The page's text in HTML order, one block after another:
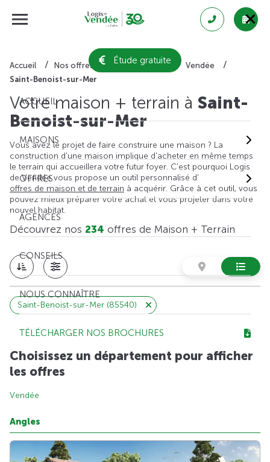
Étude gratuite
ACCUEIL
MAISONS
OFFRES
AGENCES
CONSEILS
NOUS CONNAÎTRE
TÉLÉCHARGER NOS BROCHURES
Accueil Nos offres de maison + terrain
Vendée
Saint-Benoist-sur-Mer
Votre maison + terrain à Saint-
Benoist-sur-Mer
Vous avez le projet de faire construire une maison ? La
construction d'une maison implique d'acheter en même temps
le terrain qui accueillera votre futur foyer. C'est pourquoi Logis
de Vendée vous propose un outil personnalisé d'
offres de maison et de terrain à acquérir. Grâce à cet outil, vous
pouvez mieux préparer votre achat et vous projeter dans votre
nouvel habitat.
Découvrez nos 234 offres de Maison + Terrain
Saint-Benoist-sur-Mer (85540)
Choisissez un département pour afficher
les offres
Vendée
Angles